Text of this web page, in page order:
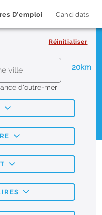
D'emploi Candidats
Réinitialiser
20km
d'outre-mer